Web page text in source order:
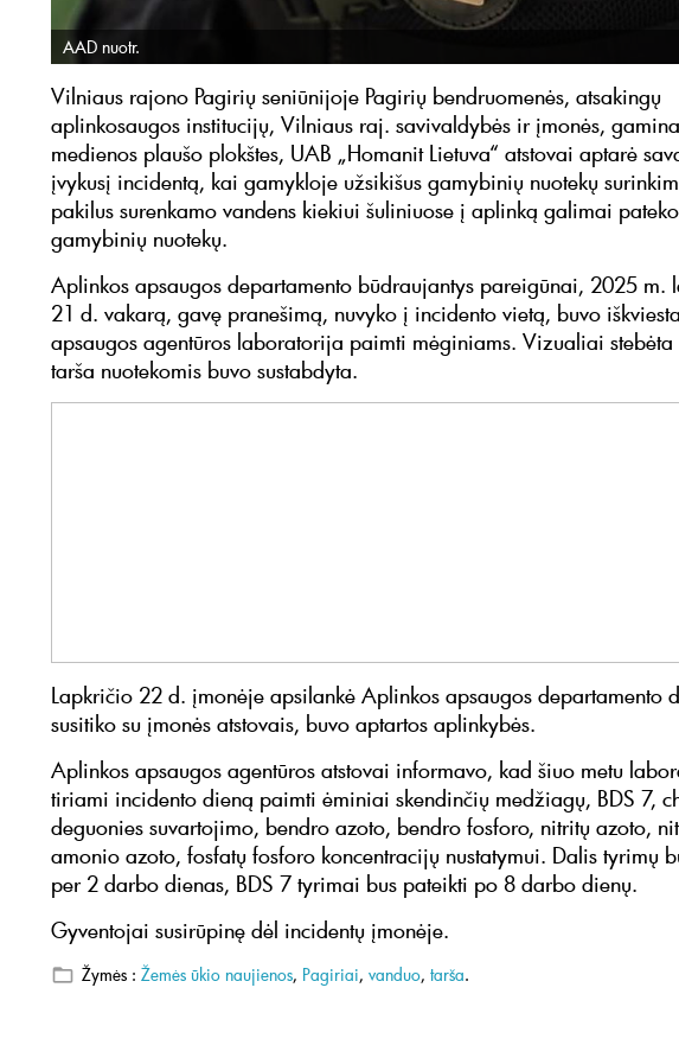
AAD nuotr.
Vilniaus rajono Pagirių seniūnijoje Pagirių bendruomenės, atsakingų
aplinkosaugos institucijų, Vilniaus raj. savivaldybės ir įmonės,
medienos plaušo plokštes, UAB „Homanit Lietuva“ atstovai aptarė
įvykusį incidentą, kai gamykloje užsikišus gamybinių nuotekų
pakilus surenkamo vandens kiekiui šuliniuose į aplinką galimai
gamybinių nuotekų.
Aplinkos apsaugos departamento būdraujantys pareigūnai, 2025 m.
21 d. vakarą, gavę pranešimą, nuvyko į incidento vietą, buvo
apsaugos agentūros laboratorija paimti mėginiams. Vizualiai
tarša nuotekomis buvo sustabdyta.
Lapkričio 22 d. įmonėje apsilankė Aplinkos apsaugos departamento
susitiko su įmonės atstovais, buvo aptartos aplinkybės.
Aplinkos apsaugos agentūros atstovai informavo, kad šiuo metu
tiriami incidento dieną paimti ėminiai skendinčių medžiagų, BDS 7,
deguonies suvartojimo, bendro azoto, bendro fosforo, nitritų azoto,
amonio azoto, fosfatų fosforo koncentracijų nustatymui. Dalis tyrimų
per 2 darbo dienas, BDS 7 tyrimai bus pateikti po 8 darbo dienų.
Gyventojai susirūpinę dėl incidentų įmonėje.
Žymės : Žemės ūkio naujienos, Pagiriai, vanduo, tarša.